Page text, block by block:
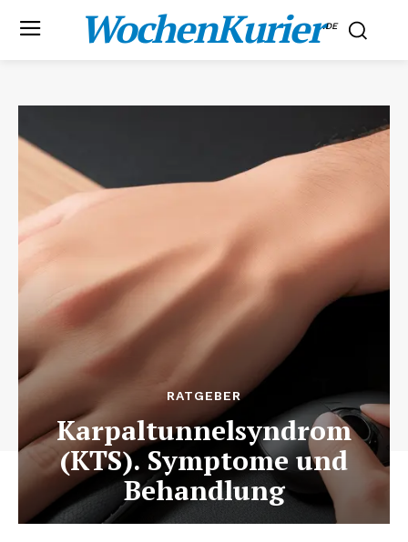
WochenKurier.DE
RATGEBER
Karpaltunnelsyndrom
(KTS). Symptome und
Behandlung